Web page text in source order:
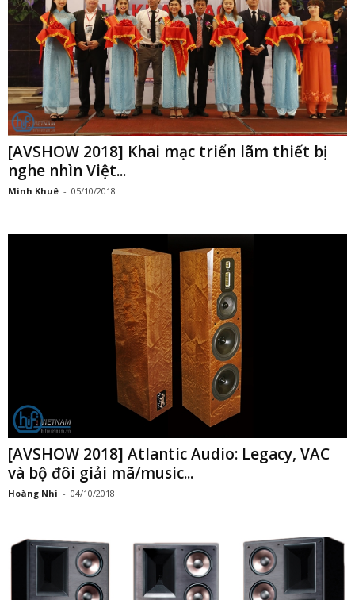
[AVSHOW 2018] Khai mạc triển lãm thiết bị
nghe nhìn Việt...
Minh Khuê - 05/10/2018
[AVSHOW 2018] Atlantic Audio: Legacy, VAC
và bộ đôi giải mã/music...
Hoàng Nhi - 04/10/2018